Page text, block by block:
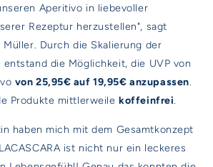
Aperitivo in liebevoller
Rezeptur herzustellen", sagt
Durch die Skalierung der
entstand die Möglichkeit, die UVP von
von 25,95€ auf 19,95€ anzupassen.
Produkte mittlerweilekoffeinfrei.
haben mich mit dem Gesamtkonzept
ist nicht nur ein leckeres